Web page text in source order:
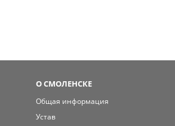
О СМОЛЕНСКЕ
Общая информация
Устав